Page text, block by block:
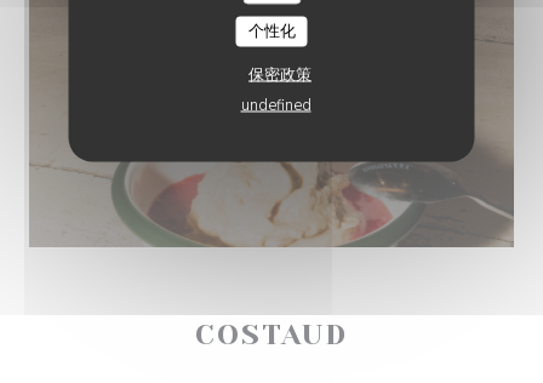
个性化
保密政策
undefined
COSTAUD